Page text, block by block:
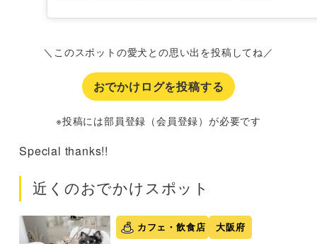
＼このスポットの愛犬との思い出を投稿してね／
おでかけログを投稿する
※投稿には部員登録（会員登録）が必要です
Special thanks!!
近くのおでかけスポット
カフェ・飲食店 大阪府